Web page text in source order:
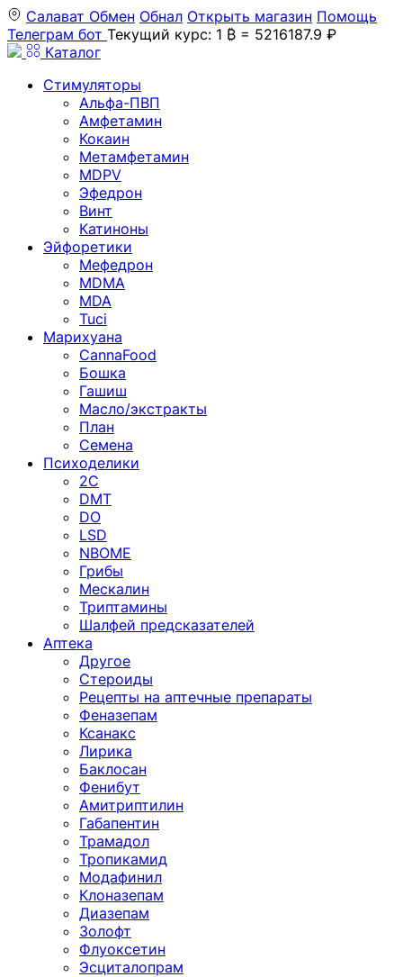
Салават Обмен Обнал Открыть магазин Помощь
Телеграм бот Текущий курс: 1 ₿ = 5216187.9 ₽
Каталог
Стимуляторы
Альфа-ПВП
Амфетамин
Кокаин
Метамфетамин
MDPV
Эфедрон
Винт
Катиноны
Эйфоретики
Мефедрон
MDMA
MDA
Tuci
Марихуана
CannaFood
Бошка
Гашиш
Масло/экстракты
План
Семена
Психоделики
2C
DMT
DO
LSD
NBOME
Грибы
Мескалин
Триптамины
Шалфей предсказателей
Аптека
Другое
Стероиды
Рецепты на аптечные препараты
Феназепам
Ксанакс
Лирика
Баклосан
Фенибут
Амитриптилин
Габапентин
Трамадол
Тропикамид
Модафинил
Клоназепам
Диазепам
Золофт
Флуоксетин
Эсциталопрам